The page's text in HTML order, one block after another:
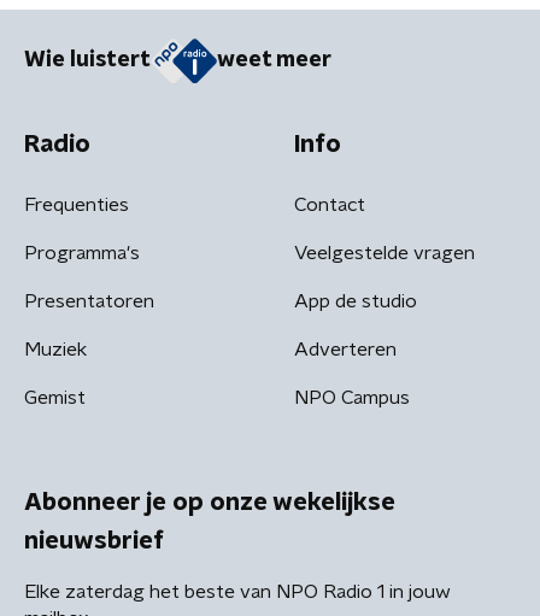
Wie luistert weet meer
Radio
Frequenties
Programma's
Presentatoren
Muziek
Gemist
Info
Contact
Veelgestelde vragen
App de studio
Adverteren
NPO Campus
Abonneer je op onze wekelijkse
nieuwsbrief
Elke zaterdag het beste van NPO Radio 1 in jouw